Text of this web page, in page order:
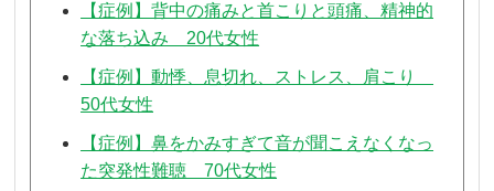
【症例】背中の痛みと首こりと頭痛、精神的
な落ち込み 20代女性
【症例】動悸、息切れ、ストレス、肩こり
50代女性
【症例】鼻をかみすぎて音が聞こえなくなっ
た突発性難聴 70代女性